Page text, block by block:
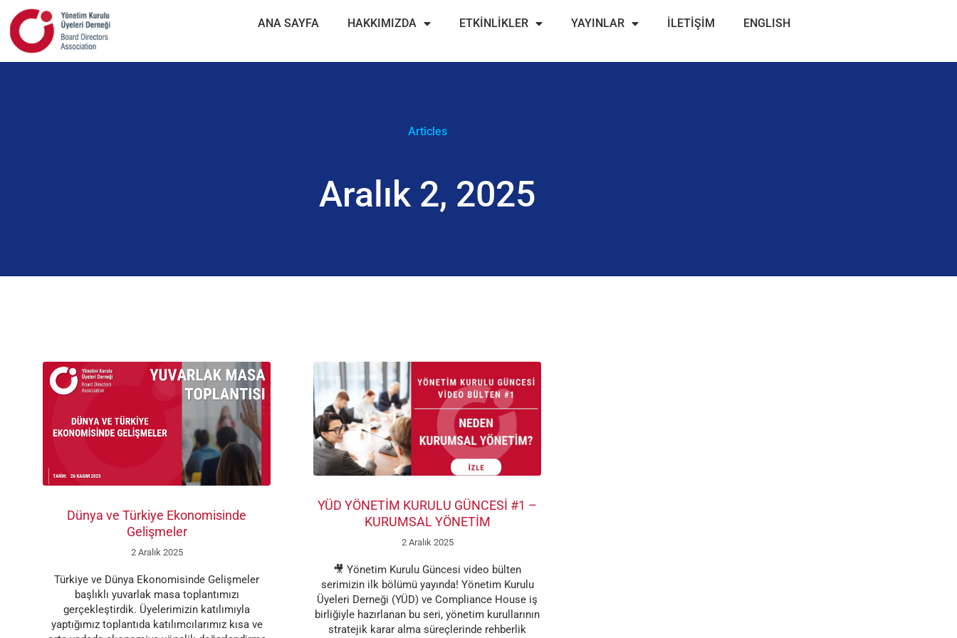
ANA SAYFA HAKKIMIZDA ETKİNLİKLER YAYINLAR İLETİŞİM ENGLISH
Articles
Aralık 2, 2025
Dünya ve Türkiye Ekonomisinde
Gelişmeler
2 Aralık 2025
Türkiye ve Dünya Ekonomisinde Gelişmeler
başlıklı yuvarlak masa toplantımızı
gerçekleştirdik. Üyelerimizin katılımıyla
yaptığımız toplantıda katılımcılarımız kısa ve
YÜD YÖNETİM KURULU GÜNCESİ #1 –
KURUMSAL YÖNETİM
2 Aralık 2025
🎥 Yönetim Kurulu Güncesi video bülten
serimizin ilk bölümü yayında! Yönetim Kurulu
Üyeleri Derneği (YÜD) ve Compliance House iş
birliğiyle hazırlanan bu seri, yönetim kurullarının
stratejik karar alma süreçlerinde rehberlik